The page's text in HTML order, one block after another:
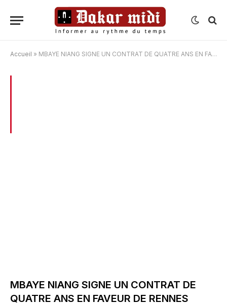
Accueil » MBAYE NIANG SIGNE UN CONTRAT DE QUATRE ANS EN FAVEUR DE RENNES
MBAYE NIANG SIGNE UN CONTRAT DE
QUATRE ANS EN FAVEUR DE RENNES